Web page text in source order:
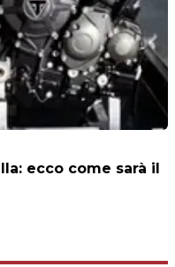
ecco come sarà il